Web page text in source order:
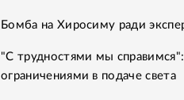
Бомба на Хиросиму ради
"С трудностями мы
ограничениями в подаче света